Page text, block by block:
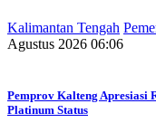
Kalimantan Tengah
Agustus 2026 06:06
Pemprov Kalteng Apresiasi
Platinum Status